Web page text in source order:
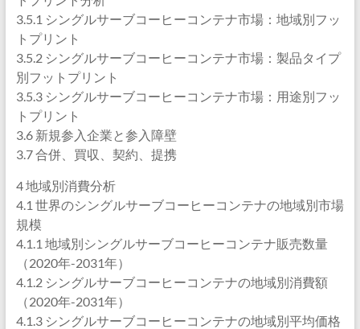
3.5.1 シングルサーブコーヒーコンテナ市場：地域別フッ
トプリント
3.5.2 シングルサーブコーヒーコンテナ市場：製品タイプ
別フットプリント
3.5.3 シングルサーブコーヒーコンテナ市場：用途別フッ
トプリント
3.6 新規参入企業と参入障壁
3.7 合併、買収、契約、提携
4 地域別消費分析
4.1 世界のシングルサーブコーヒーコンテナの地域別市場
規模
4.1.1 地域別シングルサーブコーヒーコンテナ販売数量
（2020年-2031年）
4.1.2 シングルサーブコーヒーコンテナの地域別消費額
（2020年-2031年）
4.1.3 シングルサーブコーヒーコンテナの地域別平均価格